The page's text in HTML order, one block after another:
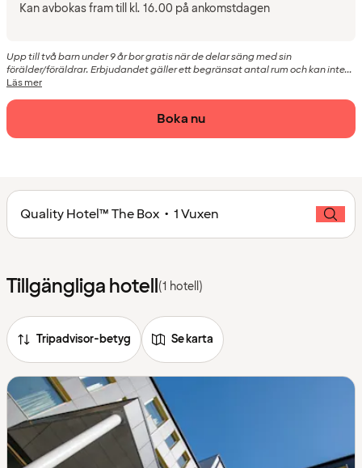
Kan avbokas fram till kl. 16.00 på ankomstdagen
Upp till två barn under 9 år bor gratis när de delar säng med sin
förälder/föräldrar. Erbjudandet gäller ett begränsat antal rum och kan inte...
Läs mer
Boka nu
Quality Hotel™ The Box • 1 Vuxen
Tillgängliga hotell(1 hotell)
Tripadvisor-betyg Se karta